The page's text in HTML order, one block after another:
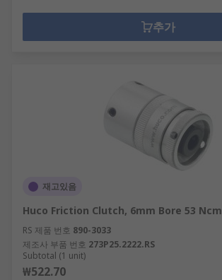
추가
재고있음
Huco Friction Clutch, 6mm Bore 53 Ncm
RS 제품 번호 890-3033
제조사 부품 번호 273P25.2222.RS
Subtotal (1 unit)
₩522.70